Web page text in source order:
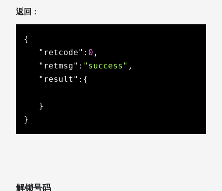
返回：
{
"retcode" : 0 ,
"retmsg" : "success" ,
"result" :{
   }
}
解锁号码